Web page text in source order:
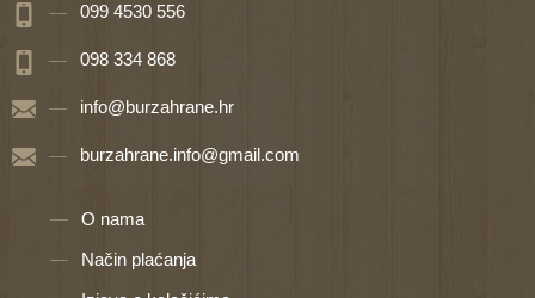
099 4530 556
098 334 868
info@burzahrane.hr
burzahrane.info@gmail.com
O nama
Način plaćanja